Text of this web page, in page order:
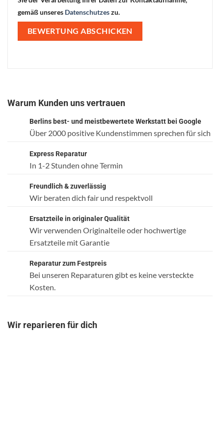
gemäß unseres Datenschutzeszu.
Warum Kunden uns vertrauen
Berlins best- und meistbewertete Werkstatt bei Google
Über 2000 positive Kundenstimmen sprechen für sich
Express Reparatur
In 1-2 Stunden ohne Termin
Freundlich & zuverlässig
Wir beraten dich fair und respektvoll
Ersatzteile in originaler Qualität
Wir verwenden Originalteile oder hochwertige
Ersatzteile mit Garantie
Reparatur zum Festpreis
Bei unseren Reparaturen gibt es keine versteckte
Kosten.
Wir reparieren für dich